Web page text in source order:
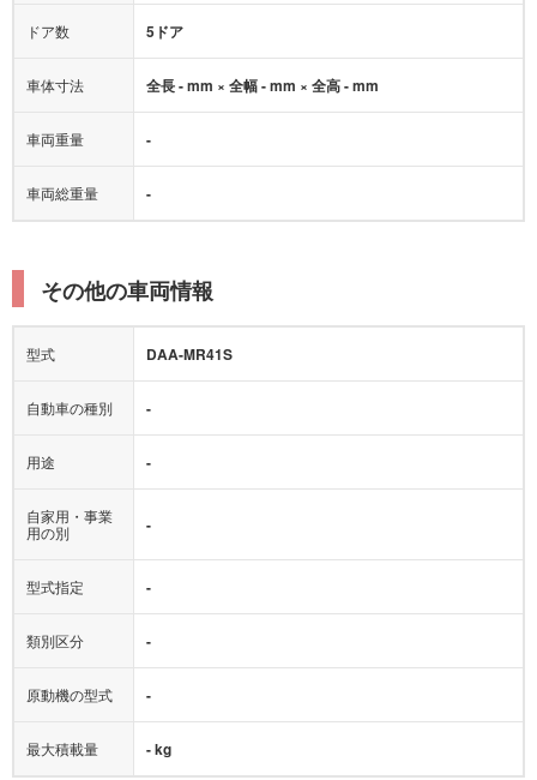
ドア数 5ドア
車体寸法 全長 - mm × 全幅 - mm × 全高 - mm
車両重量 -
車両総重量 -
その他の車両情報
型式 DAA-MR41S
自動車の種別 -
用途 -
自家用・事業
用の別
-
型式指定 -
類別区分 -
原動機の型式 -
最大積載量 - kg